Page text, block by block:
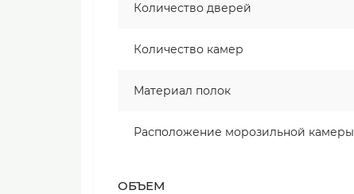
Количество дверей
Количество камер
Материал полок
Расположение морозильной камеры
ОБЪЕМ